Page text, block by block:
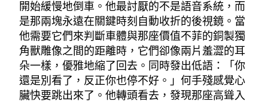
開始緩慢地倒車。他最討厭的不是語音系統，而
是那兩塊永遠在關鍵時刻自動收折的後視鏡。當
他需要它們來判斷車體與那座價值不菲的銅製獨
角獸雕像之間的距離時，它們卻像兩片羞澀的耳
朵一樣，優雅地縮了回去。同時發出低語：「你
還是別看了，反正你也停不好。」何手殘感覺心
臟快要跳出來了。他轉頭看去，發現那座高聳入